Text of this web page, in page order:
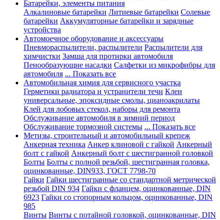
Батарейки, элементы питания
Алкалиновые батарейки Литиевые батарейки Солевые
батарейки Аккумуляторные батарейки и зарядные
устройства
Автомоечное оборудование и аксессуары
Пневмораспылители, распылители Распылители для
химчистки Замша для протирки автомобиля
Пенообразующие насадки Салфетки из микрофибры для
автомобиля ... Показать все
Автомобильная химия для сервисного участка
Герметики радиатора и устранители течи Клеи
универсальные, эпоксидные смолы, цианоакрилаты
Клей для лобовых стекол, наборы для ремонта
Обслуживание автомобиля в зимний период
Обслуживание тормозной системы ... Показать все
Метизы, строительный и автомобильный крепеж
Анкерная техника Анкер клиновой с гайкой Анкерный
болт с гайкой Анкерный болт с шестигранной головкой
Болты Болты с полной резьбой, шестигранная головка,
оцинкованные, DIN933, ГОСТ 7798-70
Гайки Гайки шестигранные со стандартной метрической
резьбой DIN 934 Гайки с фланцем, оцинкованные, DIN
6923 Гайки со стопорным кольцом, оцинкованные, DIN
985
Винты Винты с потайной головкой, оцинкованные, DIN